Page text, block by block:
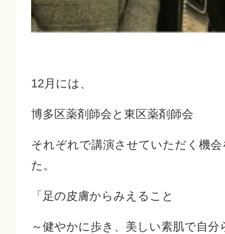
12月には、
博多区薬剤師会と東区薬剤師会
それぞれで講演させていただく機
た。
「足の皮膚からみえること
～健やかに歩き、美しい素肌で自分